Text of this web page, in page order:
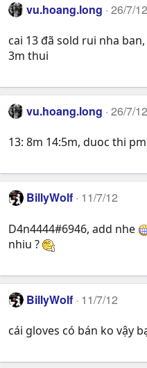
vu.hoang.long 26/7/12
cai 13 đã sold rui nha
3m thui
vu.hoang.long 26/7/12
13: 8m 14:5m, duoc thi
BillyWolf 11/7/12
D4n4444#6946, add nhe
nhiu ?
BillyWolf 11/7/12
cái gloves có bán ko vậy